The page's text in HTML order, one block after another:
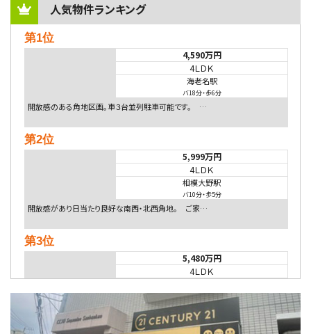
人気物件ランキング
第1位
4,590万円
4ＬＤＫ
海老名駅
バ18分・歩6分
開放感のある角地区画。車３台並列駐車可能です。 …
第2位
5,999万円
4ＬＤＫ
相模大野駅
バ10分・歩5分
開放感があり日当たり良好な南西・北西角地。 ご家…
第3位
5,480万円
4ＬＤＫ
バ9分・歩4分
２０１５年６月築、積水ハウス施工住宅です。 南東…